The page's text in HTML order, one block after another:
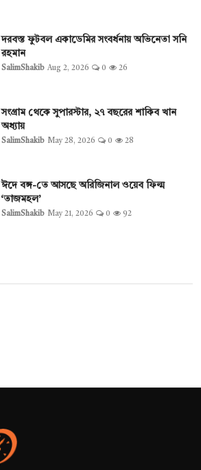
দরবস্ত ফুটবল একাডেমির সংবর্ধনায় অভিনেতা সনি
রহমান
SalimShakib Aug 2, 2026 0 26
সংগ্রাম থেকে সুপারস্টার, ২৭ বছরের শাকিব খান
অধ্যায়
SalimShakib May 28, 2026 0 28
ঈদে বঙ্গ-তে আসছে অরিজিনাল ওয়েব ফিল্ম
‘তাজমহল’
SalimShakib May 21, 2026 0 92